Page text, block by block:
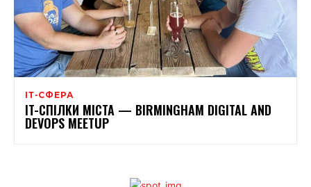
ІТ-СФЕРА
IT-СПІЛКИ МІСТА — BIRMINGHAM DIGITAL AND
DEVOPS MEETUP